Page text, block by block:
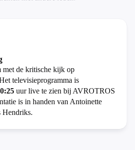
met de kritische kijk op
televisieprogramma is
uur live te zien bij AVROTROS
is in handen van Antoinette
Hendriks.